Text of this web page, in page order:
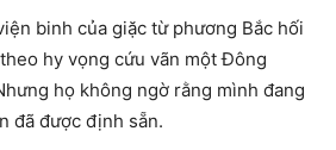
binh của giặc từ phương Bắc hối
hy vọng cứu vãn một Đông
họ không ngờ rằng mình đang
đã được định sẵn.